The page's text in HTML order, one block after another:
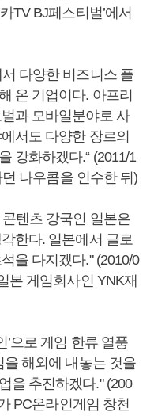
TV BJ페스티벌’에서
다양한 비즈니스 플
온 기업이다. 아프리
과 모바일분야로 사
서도 다양한 장르의
강화하겠다.“ (2011/1
나우콤을 인수한 뒤)
텐츠 강국인 일본은
한다. 일본에서 글로
을 다지겠다." (2010/0
본 게임회사인 YNK재
’으로 게임 한류 열풍
해외에 내놓는 것을
을 추진하겠다." (200
PC온라인게임 창천